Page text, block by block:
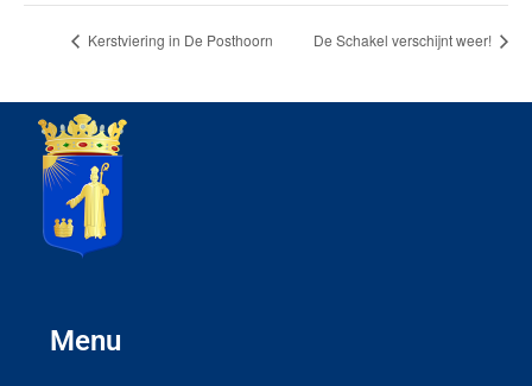
Kerstviering in De Posthoorn De Schakel verschijnt weer!
Menu